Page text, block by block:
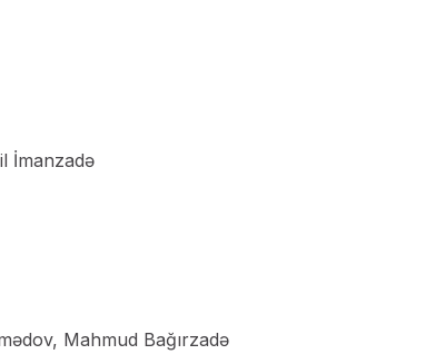
İmanzadə
Mahmud Bağırzadə